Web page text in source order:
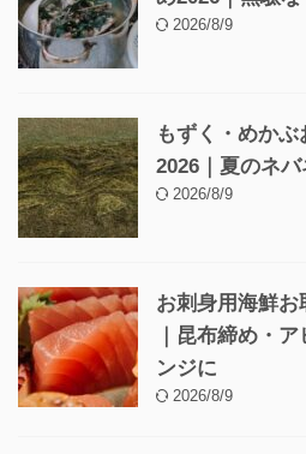
2026/8/9
もずく・めか
2026｜夏のネ
2026/8/9
お刺身用海鮮お
｜昆布締め・
ンジに
2026/8/9